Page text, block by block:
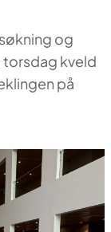
og
kveld
på